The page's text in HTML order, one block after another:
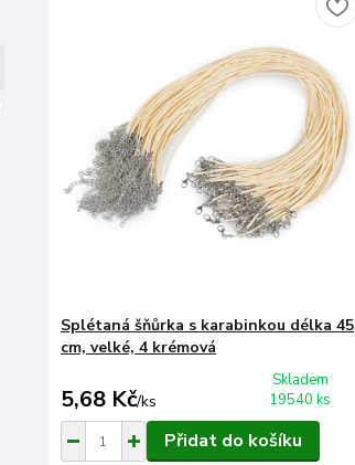
Splétaná šňůrka s karabinkou délka 45
cm, velké, 4 krémová
5,68 Kč/ks
Skladem
19540 ks
Přidat do košíku